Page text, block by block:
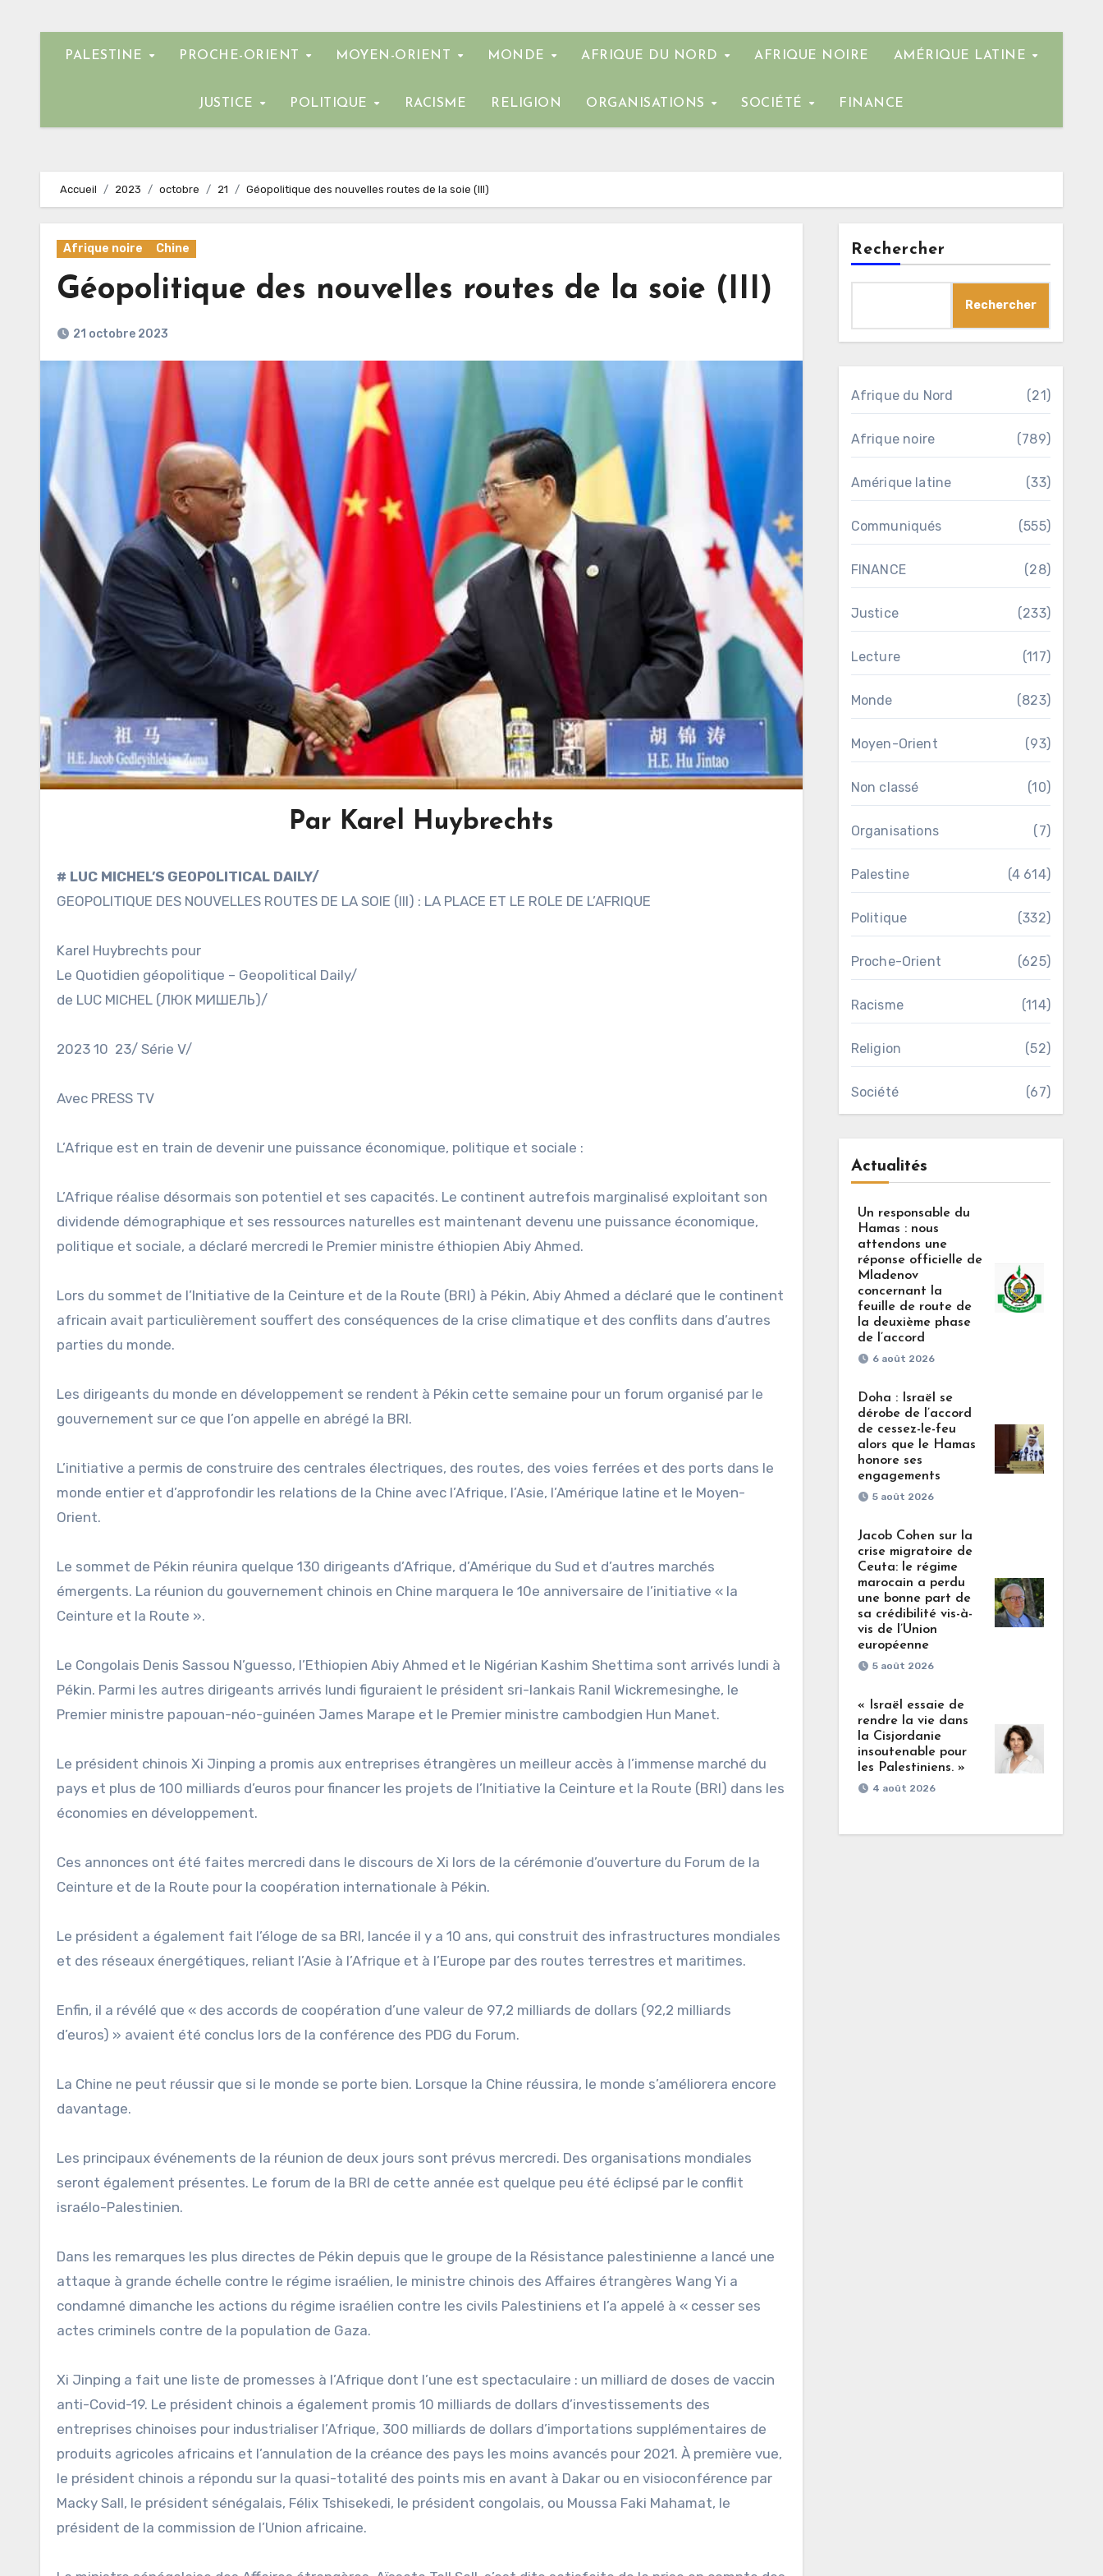
PALESTINE PROCHE-ORIENT MOYEN-ORIENT MONDE AFRIQUE DU NORD AFRIQUE NOIRE AMÉRIQUE LATINE
JUSTICE POLITIQUE RACISME RELIGION ORGANISATIONS SOCIÉTÉ FINANCE
Accueil 2023 octobre 21 Géopolitique des nouvelles routes de la soie (III)
Afrique noire Chine
Géopolitique des nouvelles routes de la soie (III)
21 octobre 2023
Par Karel Huybrechts
# LUC MICHEL’S GEOPOLITICAL DAILY/
GEOPOLITIQUE DES NOUVELLES ROUTES DE LA SOIE (III) : LA PLACE ET LE ROLE DE L’AFRIQUE
Karel Huybrechts pour
Le Quotidien géopolitique – Geopolitical Daily/
de LUC MICHEL (ЛЮК МИШЕЛЬ)/
2023 10 23/ Série V/
Avec PRESS TV
L’Afrique est en train de devenir une puissance économique, politique et sociale :
L’Afrique réalise désormais son potentiel et ses capacités. Le continent autrefois marginalisé exploitant son
dividende démographique et ses ressources naturelles est maintenant devenu une puissance économique,
politique et sociale, a déclaré mercredi le Premier ministre éthiopien Abiy Ahmed.
Lors du sommet de l’Initiative de la Ceinture et de la Route (BRI) à Pékin, Abiy Ahmed a déclaré que le continent
africain avait particulièrement souffert des conséquences de la crise climatique et des conflits dans d’autres
parties du monde.
Les dirigeants du monde en développement se rendent à Pékin cette semaine pour un forum organisé par le
gouvernement sur ce que l’on appelle en abrégé la BRI.
L’initiative a permis de construire des centrales électriques, des routes, des voies ferrées et des ports dans le
monde entier et d’approfondir les relations de la Chine avec l’Afrique, l’Asie, l’Amérique latine et le Moyen-
Orient.
Le sommet de Pékin réunira quelque 130 dirigeants d’Afrique, d’Amérique du Sud et d’autres marchés
émergents. La réunion du gouvernement chinois en Chine marquera le 10e anniversaire de l’initiative « la
Ceinture et la Route ».
Le Congolais Denis Sassou N’guesso, l’Ethiopien Abiy Ahmed et le Nigérian Kashim Shettima sont arrivés lundi à
Pékin. Parmi les autres dirigeants arrivés lundi figuraient le président sri-lankais Ranil Wickremesinghe, le
Premier ministre papouan-néo-guinéen James Marape et le Premier ministre cambodgien Hun Manet.
Le président chinois Xi Jinping a promis aux entreprises étrangères un meilleur accès à l’immense marché du
pays et plus de 100 milliards d’euros pour financer les projets de l’Initiative la Ceinture et la Route (BRI) dans les
économies en développement.
Ces annonces ont été faites mercredi dans le discours de Xi lors de la cérémonie d’ouverture du Forum de la
Ceinture et de la Route pour la coopération internationale à Pékin.
Le président a également fait l’éloge de sa BRI, lancée il y a 10 ans, qui construit des infrastructures mondiales
et des réseaux énergétiques, reliant l’Asie à l’Afrique et à l’Europe par des routes terrestres et maritimes.
Enfin, il a révélé que « des accords de coopération d’une valeur de 97,2 milliards de dollars (92,2 milliards
d’euros) » avaient été conclus lors de la conférence des PDG du Forum.
La Chine ne peut réussir que si le monde se porte bien. Lorsque la Chine réussira, le monde s’améliorera encore
davantage.
Les principaux événements de la réunion de deux jours sont prévus mercredi. Des organisations mondiales
seront également présentes. Le forum de la BRI de cette année est quelque peu été éclipsé par le conflit
israélo-Palestinien.
Dans les remarques les plus directes de Pékin depuis que le groupe de la Résistance palestinienne a lancé une
attaque à grande échelle contre le régime israélien, le ministre chinois des Affaires étrangères Wang Yi a
condamné dimanche les actions du régime israélien contre les civils Palestiniens et l’a appelé à « cesser ses
actes criminels contre de la population de Gaza.
Xi Jinping a fait une liste de promesses à l’Afrique dont l’une est spectaculaire : un milliard de doses de vaccin
anti-Covid-19. Le président chinois a également promis 10 milliards de dollars d’investissements des
entreprises chinoises pour industrialiser l’Afrique, 300 milliards de dollars d’importations supplémentaires de
produits agricoles africains et l’annulation de la créance des pays les moins avancés pour 2021. À première vue,
le président chinois a répondu sur la quasi-totalité des points mis en avant à Dakar ou en visioconférence par
Macky Sall, le président sénégalais, Félix Tshisekedi, le président congolais, ou Moussa Faki Mahamat, le
président de la commission de l’Union africaine.
Rechercher
Rechercher
Afrique du Nord (21)
Afrique noire (789)
Amérique latine (33)
Communiqués (555)
FINANCE (28)
Justice (233)
Lecture (117)
Monde (823)
Moyen-Orient (93)
Non classé (10)
Organisations (7)
Palestine (4 614)
Politique (332)
Proche-Orient (625)
Racisme (114)
Religion (52)
Société (67)
Actualités
Un responsable du
Hamas : nous
attendons une
réponse officielle de
Mladenov
concernant la
feuille de route de
la deuxième phase
de l’accord
6 août 2026
Doha : Israël se
dérobe de l’accord
de cessez-le-feu
alors que le Hamas
honore ses
engagements
5 août 2026
Jacob Cohen sur la
crise migratoire de
Ceuta: le régime
marocain a perdu
une bonne part de
sa crédibilité vis-à-
vis de l’Union
européenne
5 août 2026
« Israël essaie de
rendre la vie dans
la Cisjordanie
insoutenable pour
les Palestiniens. »
4 août 2026